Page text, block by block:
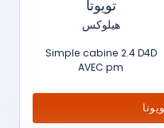
تويوتا
هيلوكس
Simple cabine 2.4 D4D
AVEC pm